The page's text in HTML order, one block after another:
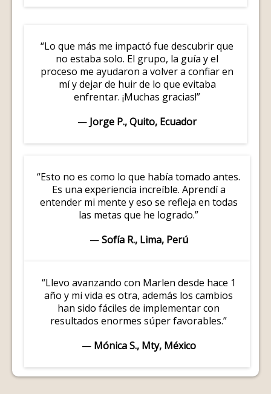
“Lo que más me impactó fue descubrir que
no estaba solo. El grupo, la guía y el
proceso me ayudaron a volver a confiar en
mí y dejar de huir de lo que evitaba
enfrentar. ¡Muchas gracias!”
— Jorge P., Quito, Ecuador
“Esto no es como lo que había tomado antes.
Es una experiencia increíble. Aprendí a
entender mi mente y eso se refleja en todas
las metas que he logrado.”
—Sofía R., Lima, Perú
“Llevo avanzando con Marlen desde hace 1
año y mi vida es otra, además los cambios
han sido fáciles de implementar con
resultados enormes súper favorables.”
— Mónica S., Mty, México